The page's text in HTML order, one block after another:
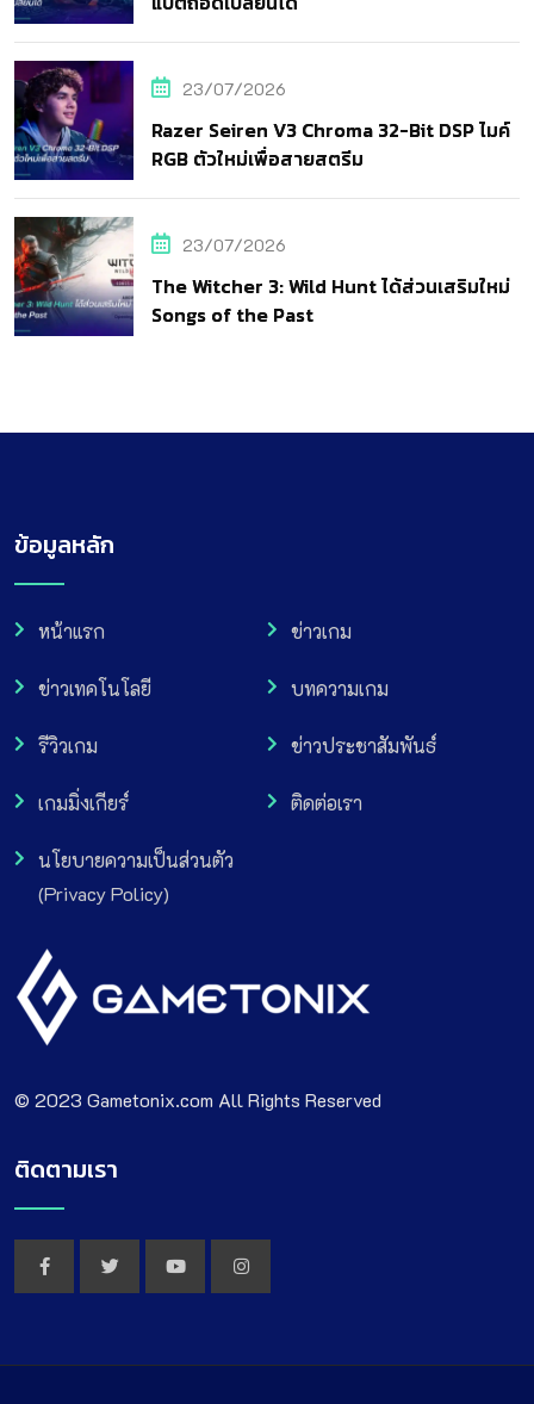
23/07/2026
Razer Seiren V3 Chroma 32-Bit DSP ไมค์
RGB ตัวใหม่เพื่อสายสตรีม
23/07/2026
The Witcher 3: Wild Hunt ได้ส่วนเสริมใหม่
Songs of the Past
ข้อมูลหลัก
หน้าแรก ข่าวเกม
ข่าวเทคโนโลยี บทความเกม
รีวิวเกม ข่าวประชาสัมพันธ์
เกมมิ่งเกียร์ ติดต่อเรา
นโยบายความเป็นส่วนตัว
(Privacy Policy)
© 2023 Gametonix.com All Rights Reserved
ติดตามเรา